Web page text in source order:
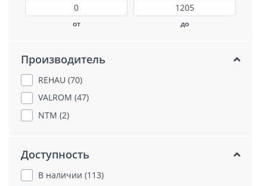
от до
Производитель
REHAU (70)
VALROM (47)
NTM (2)
Доступность
В наличии (113)